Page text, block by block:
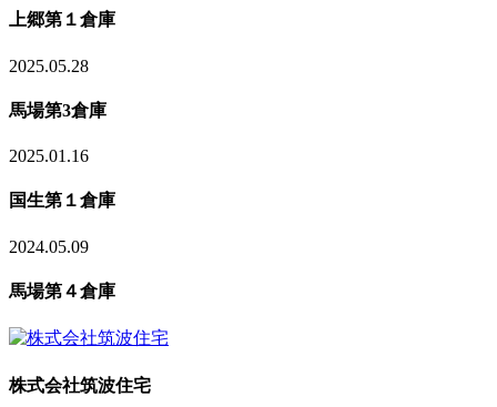
上郷第１倉庫
2025.05.28
馬場第3倉庫
2025.01.16
国生第１倉庫
2024.05.09
馬場第４倉庫
株式会社筑波住宅